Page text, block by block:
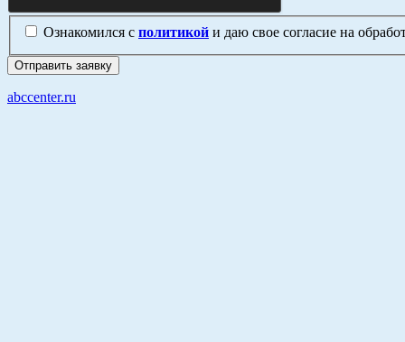
Ознакомился с политикой и даю свое согласие на
abccenter.ru